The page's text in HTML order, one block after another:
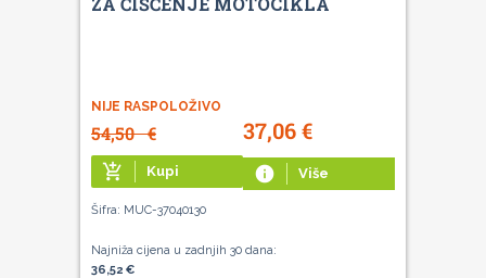
NIJE RASPOLOŽIVO
54,50€ 37,06€
add_shopping_cart Kupi info Više
Šifra: MUC-37040130
Najniža cijena u zadnjih 30 dana:
36,52 €